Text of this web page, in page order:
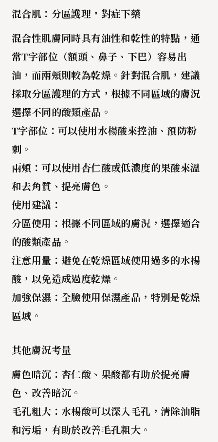
混合肌：分區護理，對症下藥
混合性肌膚同時具有油性和乾性的特點，通
常T字部位（額頭、鼻子、下巴）容易出
油，而兩頰則較為乾燥。針對混合肌，建議
採取分區護理的方式，根據不同區域的膚況
選擇不同的酸類產品。
T字部位 ：可以使用水楊酸來控油、預防粉
刺。
兩頰 ：可以使用杏仁酸或低濃度的果酸來溫
和去角質、提亮膚色。
使用建議 ：
分區使用 ：根據不同區域的膚況，選擇適合
的酸類產品。
注意用量 ：避免在乾燥區域使用過多的水楊
酸，以免造成過度乾燥。
加強保濕 ：全臉使用保濕產品，特別是乾燥
區域。
其他膚況考量
膚色暗沉 ：杏仁酸、果酸都有助於提亮膚
色、改善暗沉。
毛孔粗大 ：水楊酸可以深入毛孔，清除油脂
和污垢，有助於改善毛孔粗大。